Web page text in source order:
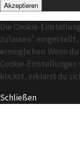
Akzeptieren
Die Cookie-
zulassen" eingestellt,
ermöglichen. Wenn
Cookie-
klickst, erklärst du
Schließen